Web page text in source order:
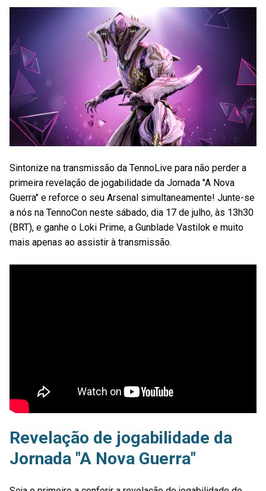
Sintonize na transmissão da TennoLive para não perder a
primeira revelação de jogabilidade da Jornada "A Nova
Guerra" e reforce o seu Arsenal simultaneamente! Junte-se
a nós na TennoCon neste sábado, dia 17 de julho, às 13h30
(BRT), e ganhe o Loki Prime, a Gunblade Vastilok e muito
mais apenas ao assistir à transmissão.
Revelação de jogabilidade da
Jornada "A Nova Guerra"